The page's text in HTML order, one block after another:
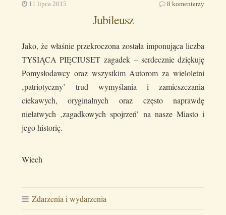
11 lipca 2015 8 komentarzy
Jubileusz
Jako, że właśnie przekroczona została imponująca liczba
TYSIĄCA PIĘCIUSET zagadek – serdecznie dziękuję
Pomysłodawcy oraz wszystkim Autorom za wieloletni
‚patriotyczny’ trud wymyślania i zamieszczania
ciekawych, oryginalnych oraz często naprawdę
niełatwych ‚zagadkowych spojrzeń’ na nasze Miasto i
jego historię.
Wiech
Zdarzenia i wydarzenia